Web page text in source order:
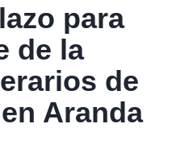
para
de la
de
Aranda